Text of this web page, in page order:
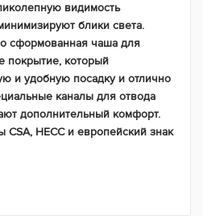
видимость
блики света.
сформованная чаша для
покрытие, который
и удобную посадку и отлично
каналы для отвода
дополнительный комфорт.
CSA, HECC и европейский знак